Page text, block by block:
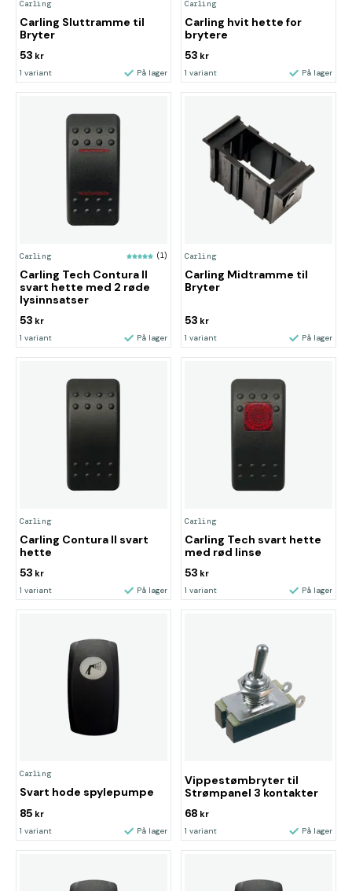
Carling
Carling Sluttramme til
Bryter
53 kr
1 variant På lager
Carling
Carling hvit hette for
brytere
53 kr
1 variant På lager
Carling (1)
Carling Tech Contura II
svart hette med 2 røde
lysinnsatser
53 kr
1 variant På lager
Carling
Carling Midtramme til
Bryter
53 kr
1 variant På lager
Carling
Carling Contura II svart
hette
53 kr
1 variant På lager
Carling
Carling Tech svart hette
med rød linse
53 kr
1 variant På lager
Carling
Svart hode spylepumpe
85 kr
1 variant På lager
Vippestømbryter til
Strømpanel 3 kontakter
68 kr
1 variant På lager